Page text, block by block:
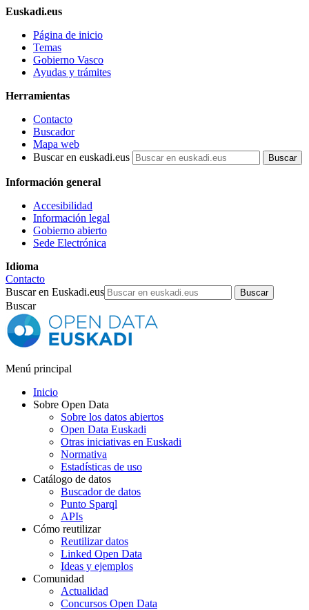
Euskadi.eus
Página de inicio
Temas
Gobierno Vasco
Ayudas y trámites
Herramientas
Contacto
Buscador
Mapa web
Buscar en euskadi.eus
Información general
Accesibilidad
Información legal
Gobierno abierto
Sede Electrónica
Idioma
Contacto
Buscar en Euskadi.eus
Buscar
Menú principal
Inicio
Sobre Open Data
Sobre los datos abiertos
Open Data Euskadi
Otras iniciativas en Euskadi
Normativa
Estadísticas de uso
Catálogo de datos
Buscador de datos
Punto Sparql
APIs
Cómo reutilizar
Reutilizar datos
Linked Open Data
Ideas y ejemplos
Comunidad
Actualidad
Concursos Open Data